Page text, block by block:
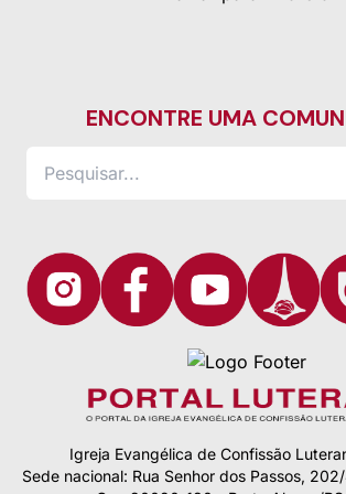
ENCONTRE UMA
Igreja Evangélica de Confissão
Sede nacional: Rua Senhor dos Passos,